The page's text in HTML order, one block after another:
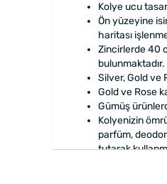
Kolye ucu
Ön yüzeyine
haritası
Zincirlerde 40
bulunmaktadır.
Silver, Gold ve
Gold ve Rose
Gümüş
Kolyenizin
parfüm,
tutarak